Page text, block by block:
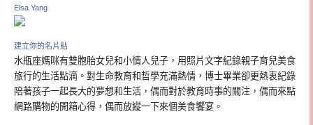
Elsa Yang
建立你的名片貼
水瓶座媽咪有雙胞胎女兒和小情人兒子，用照片文字紀錄親子育兒美食
旅行的生活點滴。對生命教育和哲學充滿熱情，博士畢業卻更熱衷紀錄
陪著孩子一起長大的夢想和生活，偶而對於教育時事的關注，偶而來點
網路購物的開箱心得，偶而放縱一下來個美食饗宴。